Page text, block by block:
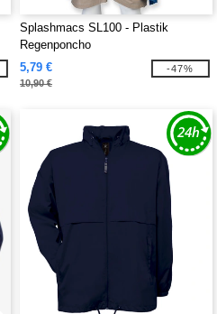
Splashmacs SL100 - Plastik
Regenponcho
5,79 €
10,90 €
-47%